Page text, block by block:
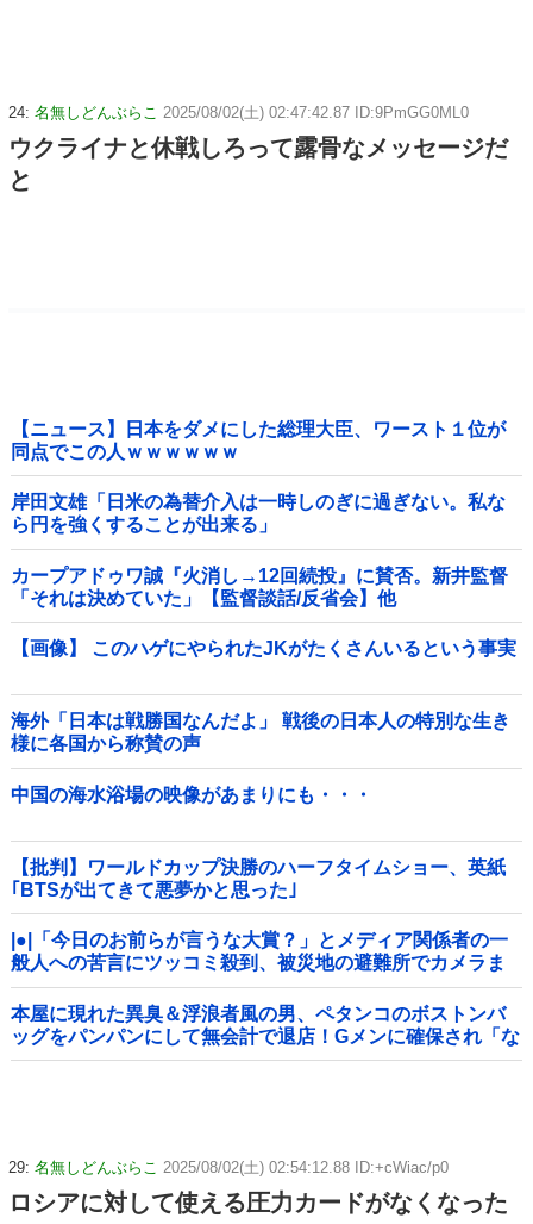
24: 名無しどんぶらこ 2025/08/02(土) 02:47:42.87 ID:9PmGG0ML0
ウクライナと休戦しろって露骨なメッセージだ
と
【ニュース】日本をダメにした総理大臣、ワースト１位が
同点でこの人ｗｗｗｗｗｗ
岸田文雄「日米の為替介入は一時しのぎに過ぎない。私な
ら円を強くすることが出来る」
カープアドゥワ誠『火消し→12回続投』に賛否。新井監督
「それは決めていた」【監督談話/反省会】他
【画像】 このハゲにやられたJKがたくさんいるという事実
海外「日本は戦勝国なんだよ」 戦後の日本人の特別な生き
様に各国から称賛の声
中国の海水浴場の映像があまりにも・・・
【批判】ワールドカップ決勝のハーフタイムショー、英紙
｢BTSが出てきて悪夢かと思った｣
|●|「今日のお前らが言うな大賞？」とメディア関係者の一
般人への苦言にツッコミ殺到、被災地の避難所でカメラま
わすのは……
本屋に現れた異臭＆浮浪者風の男、ペタンコのボストンバ
ッグをパンパンにして無会計で退店！Gメンに確保され「な
んで？」と本気で困惑ｗｗｗ
29: 名無しどんぶらこ 2025/08/02(土) 02:54:12.88 ID:+cWiac/p0
ロシアに対して使える圧力カードがなくなった